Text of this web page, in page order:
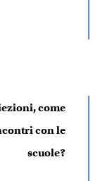
come
con le
scuole?